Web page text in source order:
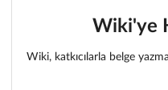
Wiki'ye
Wiki, katkıcılarla belge